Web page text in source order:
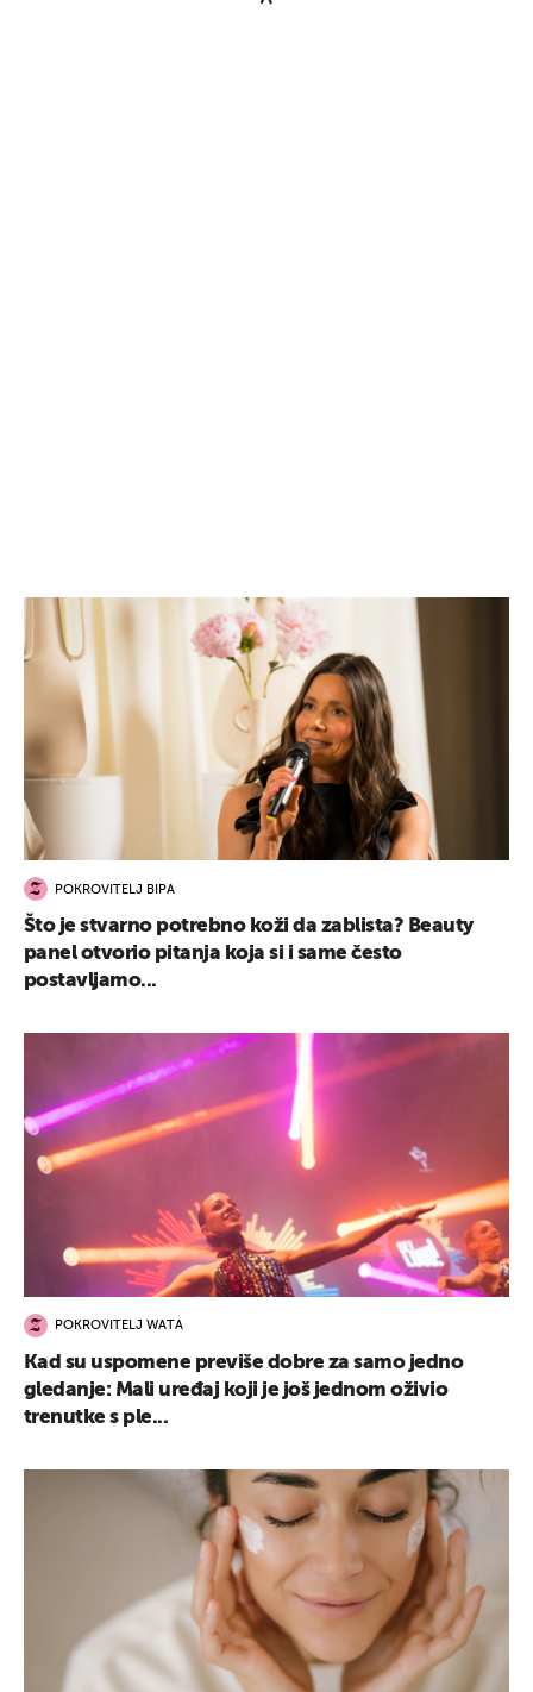
POKROVITELJ BIPA
Što je stvarno potrebno koži da zablista? Beauty
panel otvorio pitanja koja si i same često
postavljamo...
POKROVITELJ WATA
Kad su uspomene previše dobre za samo jedno
gledanje: Mali uređaj koji je još jednom oživio
trenutke s ple...